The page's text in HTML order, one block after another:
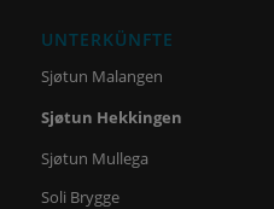
UNTERKÜNFTE
Sjøtun Malangen
Sjøtun Hekkingen
Sjøtun Mullega
Soli Brygge